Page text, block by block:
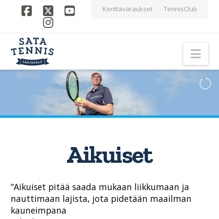
Kenttävaraukset TennisClub
Facebook
X YouTube
Instagram
Aikuiset
“Aikuiset pitää saada mukaan liikkumaan ja
nauttimaan lajista, jota pidetään maailman
kauneimpana